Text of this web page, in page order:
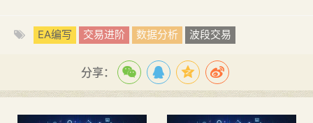
EA编写 交易进阶 数据分析 波段交易
分享：